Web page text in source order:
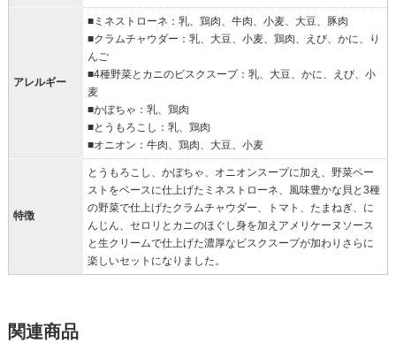
アレルギー
■ミネストローネ：乳、鶏肉、牛肉、小麦、大豆、豚肉
■クラムチャウダー：乳、大豆、小麦、鶏肉、えび、かに、り
んご
■4種野菜とカニのビスクスープ：乳、大豆、かに、えび、小
麦
■かぼちゃ：乳、鶏肉
■とうもろこし：乳、鶏肉
■オニオン：牛肉、鶏肉、大豆、小麦
特徴
とうもろこし、かぼちゃ、オニオンスープに加え、野菜ペー
ストをベースに仕上げたミネストローネ、風味豊かな貝と3種
の野菜で仕上げたクラムチャウダー、トマト、たまねぎ、に
んじん、セロリとカニのほぐし身を加えアメリケーヌソース
と生クリームで仕上げた濃厚なビスクスープが加わりさらに
楽しいセットになりました。
関連商品